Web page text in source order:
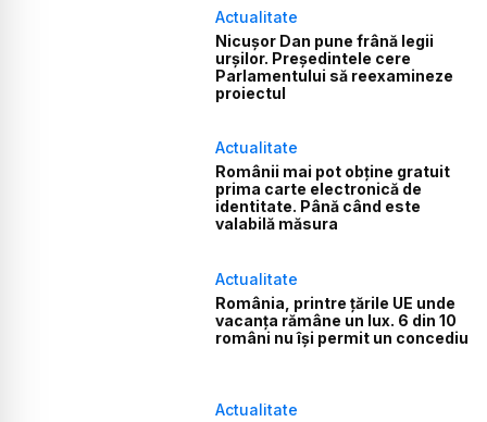
Actualitate
Nicușor Dan pune frână legii
urșilor. Președintele cere
Parlamentului să reexamineze
proiectul
Actualitate
Românii mai pot obține gratuit
prima carte electronică de
identitate. Până când este
valabilă măsura
Actualitate
România, printre țările UE unde
vacanța rămâne un lux. 6 din 10
români nu își permit un concediu
Actualitate